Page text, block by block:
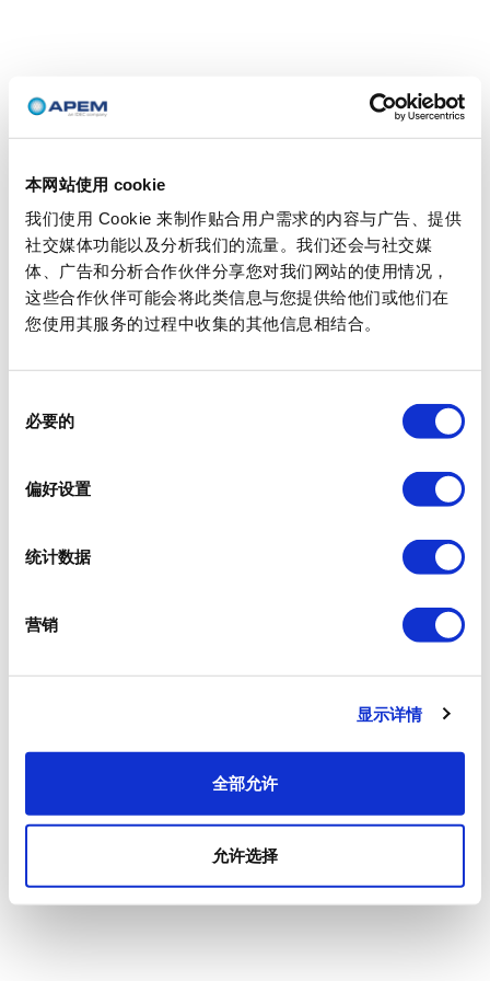
本网站使用 cookie
我们使用 Cookie 来制作贴合用户需求的内容与广告、提供
社交媒体功能以及分析我们的流量。我们还会与社交媒
体、广告和分析合作伙伴分享您对我们网站的使用情况，
这些合作伙伴可能会将此类信息与您提供给他们或他们在
您使用其服务的过程中收集的其他信息相结合。
必要的
偏好设置
统计数据
营销
显示详情
全部允许
允许选择